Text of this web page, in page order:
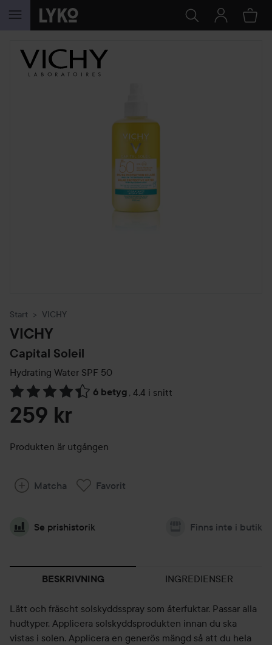
HOPPA TILL INNEHÅLLET
Start VICHY
VICHY
Capital Soleil
Hydrating Water SPF 50
6 betyg , 4.4 i snitt
Hoppa till Betyg & kommentarer
259 kr
Produkten är utgången
Matcha Favorit
Se prishistorik Finns inte i butik
BESKRIVNING INGREDIENSER
Lätt och fräscht solskyddsspray som återfuktar. Passar alla
hudtyper. Applicera solskyddsprodukten innan du ska
vistas i solen. Applicera en generös mängd så att du hela